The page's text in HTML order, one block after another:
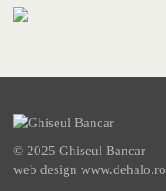
© 2025 Ghiseul Bancar
web design www.dehalo.ro